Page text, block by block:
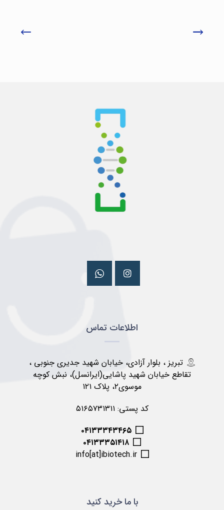
اطلاعات تماس
تبریز ، بلوار آزادی، خیابان شهید جدیری جنوبی ،
تقاطع خیابان شهید پاشایی(ایرانسل)، نبش کوچه
موسوی۲، پلاک ۱۲۱
کد پستی: ۵۱۶۵۷۳۱۳۱۱
۰۴۱۳۳۳۴۳۴۶۵
۰۴۱۳۳۳۵۱۴۱۸
info[at]ibiotech.ir
با ما خرید کنید